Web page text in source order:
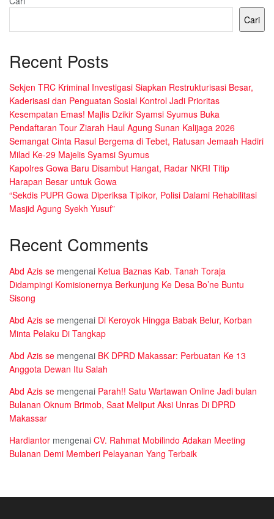
Cari
Recent Posts
Sekjen TRC Kriminal Investigasi Siapkan Restrukturisasi Besar,
Kaderisasi dan Penguatan Sosial Kontrol Jadi Prioritas
Kesempatan Emas! Majlis Dzikir Syamsi Syumus Buka
Pendaftaran Tour Ziarah Haul Agung Sunan Kalijaga 2026
Semangat Cinta Rasul Bergema di Tebet, Ratusan Jemaah Hadiri
Milad Ke-29 Majelis Syamsi Syumus
Kapolres Gowa Baru Disambut Hangat, Radar NKRI Titip
Harapan Besar untuk Gowa
“Sekdis PUPR Gowa Diperiksa Tipikor, Polisi Dalami Rehabilitasi
Masjid Agung Syekh Yusuf”
Recent Comments
Abd Azis se mengenai Ketua Baznas Kab. Tanah Toraja
Didampingi Komisionernya Berkunjung Ke Desa Bo’ne Buntu
Sisong
Abd Azis se mengenai Di Keroyok Hingga Babak Belur, Korban
Minta Pelaku Di Tangkap
Abd Azis se mengenai BK DPRD Makassar: Perbuatan Ke 13
Anggota Dewan Itu Salah
Abd Azis se mengenai Parah!! Satu Wartawan Online Jadi bulan
Bulanan Oknum Brimob, Saat Meliput Aksi Unras Di DPRD
Makassar
Hardiantor mengenai CV. Rahmat Mobilindo Adakan Meeting
Bulanan Demi Memberi Pelayanan Yang Terbaik